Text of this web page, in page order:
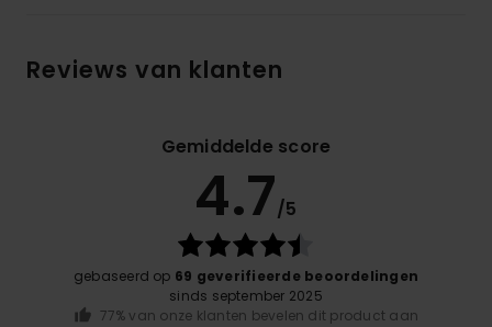
Reviews van klanten
Gemiddelde score
4.7/5
gebaseerd op 69 geverifieerde beoordelingen
sinds september 2025
77% van onze klanten bevelen dit product aan